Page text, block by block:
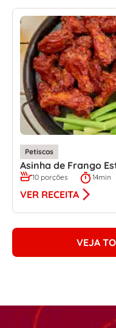
Petiscos
Asinha de Frango
10 porções 14min
VER RECEITA
VEJA